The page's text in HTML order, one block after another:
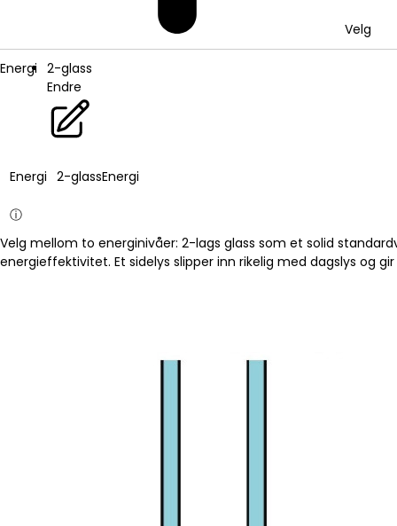
Velg
Energi
2-glass
Endre
Energi 2-glassEnergi
ⓘ
Velg mellom to energinivåer: 2-lags glass som et solid
energieffektivitet. Et sidelys slipper inn rikelig med dagslys og